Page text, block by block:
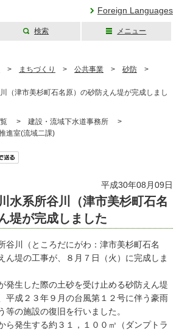
Foreign Languages
検索 メニュー
> まちづくり > 公共事業 > 砂防 >
（津市美杉町石名原）の砂防えん堤が完成しまし
覧 > 建設・流域下水道事務所 >
進室(流域二課)
平成30年08月09日
水系所谷川（津市美杉町石名
堤が完成しました
川（ところだにがわ：津市美杉町石名
ん堤の工事が、８月７日（火）に完成しま
生した際の土砂を受け止める砂防えん堤
平成２３年９月の台風第１２号に伴う豪雨
等の施設の復旧を行いました。
発生する約３１，１００㎥（ダンプトラ